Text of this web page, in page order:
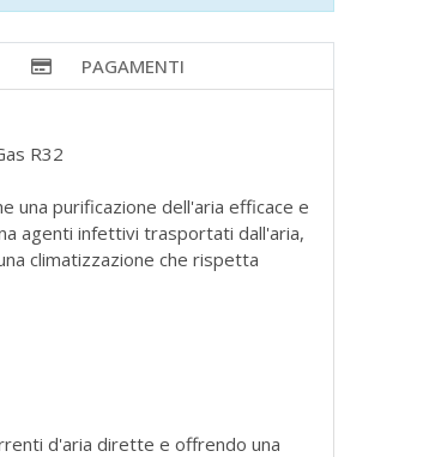
PAGAMENTI
R32
una purificazione dell'aria efficace e
agenti infettivi trasportati dall'aria,
climatizzazione che rispetta
d'aria dirette e offrendo una